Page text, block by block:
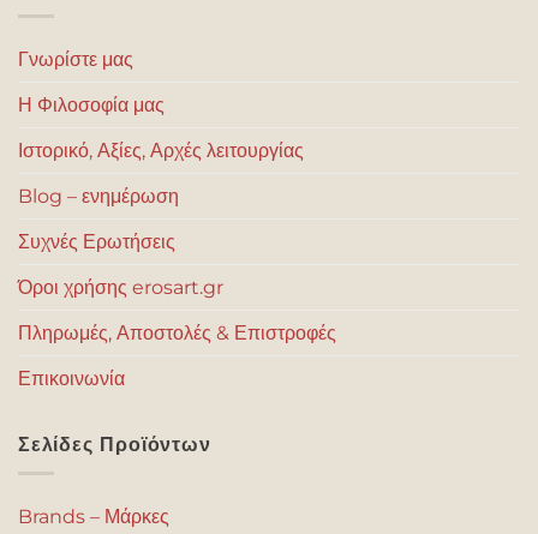
Γνωρίστε μας
Η Φιλοσοφία μας
Ιστορικό, Αξίες, Αρχές λειτουργίας
Blog – ενημέρωση
Συχνές Ερωτήσεις
Όροι χρήσης erosart.gr
Πληρωμές, Αποστολές & Επιστροφές
Επικοινωνία
Σελίδες Προϊόντων
Brands – Μάρκες